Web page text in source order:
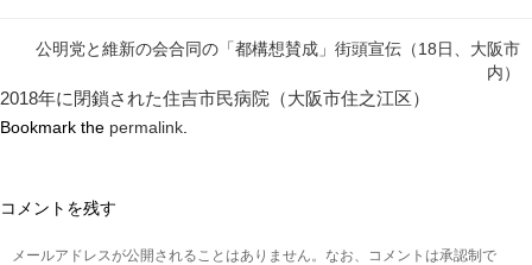
公明党と維新の会合同の「都構想賛成」街頭宣伝（18日、大阪市
内）
2018年に閉鎖された住吉市民病院（大阪市住之江区）
Bookmark the permalink
コメントを残す
メールアドレスが公開されることはありません。なお、コメントは承認制で